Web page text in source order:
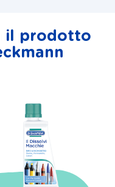
il prodotto